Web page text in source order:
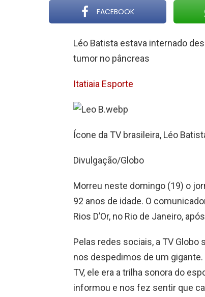
FACEBOOK
Léo Batista estava internado
tumor no pâncreas
Itatiaia Esporte
Ícone da TV brasileira, Léo
Divulgação/Globo
Morreu neste domingo (19) o
92 anos de idade. O
Rios D’Or, no Rio de Janeiro,
Pelas redes sociais, a TV
nos despedimos de um gigante.
TV, ele era a trilha sonora do
informou e nos fez sentir que